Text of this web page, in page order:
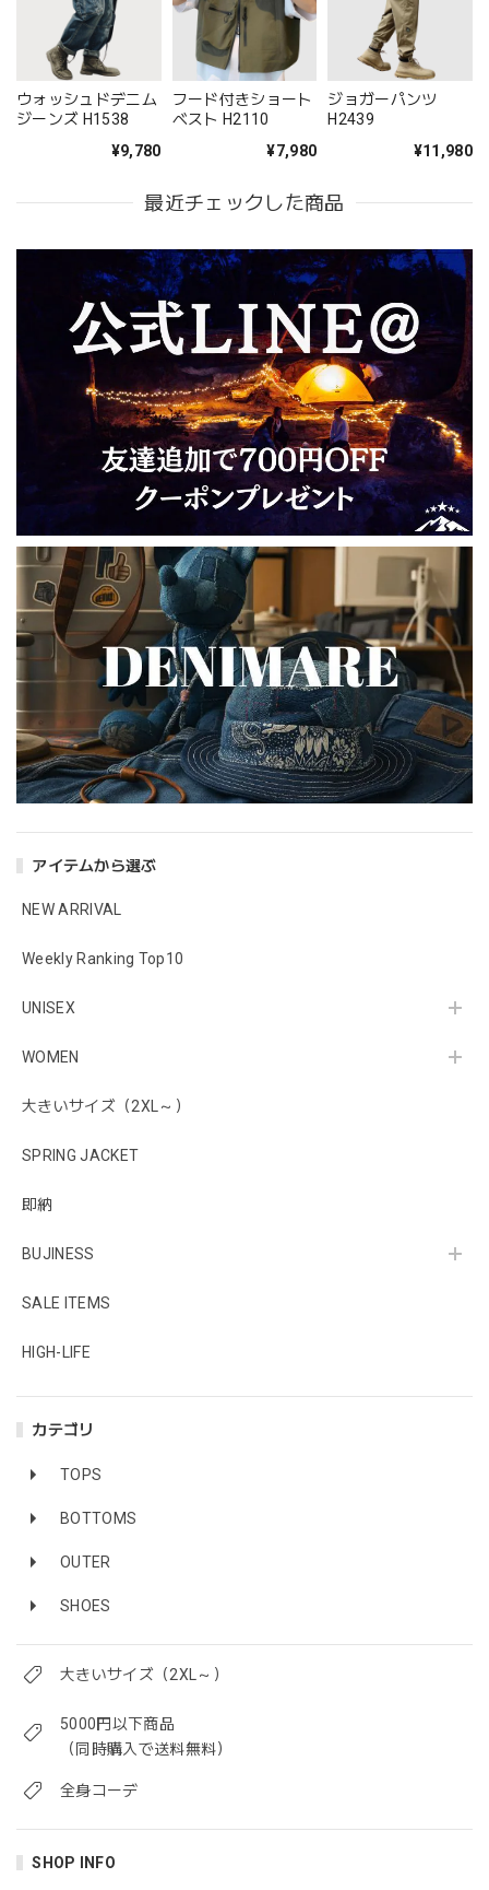
アイテムから選ぶ
NEW ARRIVAL
Weekly Ranking Top10
UNISEX
WOMEN
大きいサイズ（2XL～）
SPRING JACKET
即納
BUJINESS
SALE ITEMS
HIGH-LIFE
カテゴリ
TOPS
BOTTOMS
OUTER
SHOES
大きいサイズ（2XL～）
5000円以下商品
（同時購入で送料無料）
全身コーデ
SHOP INFO
ウォッシュドデニム
ジーンズ H1538
¥9,780
フード付きショート
ベスト H2110
¥7,980
ジョガーパンツ
H2439
¥11,980
最近チェックした商品